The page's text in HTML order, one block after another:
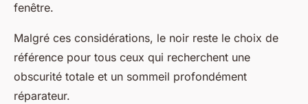
fenêtre.
Malgré ces considérations, le noir reste le choix de
référence pour tous ceux qui recherchent une
obscurité totale et un sommeil profondément
réparateur.